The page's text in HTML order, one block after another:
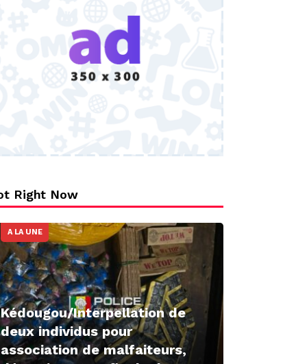
Right Now
A LA UNE
Kédougou/Interpellation de
deux individus pour
association de malfaiteurs,